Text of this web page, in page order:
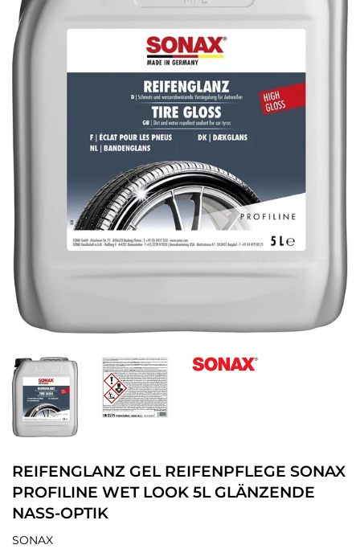
REIFENGLANZ GEL REIFENPFLEGE SONAX
PROFILINE WET LOOK 5L GLÄNZENDE
NASS-OPTIK
SONAX